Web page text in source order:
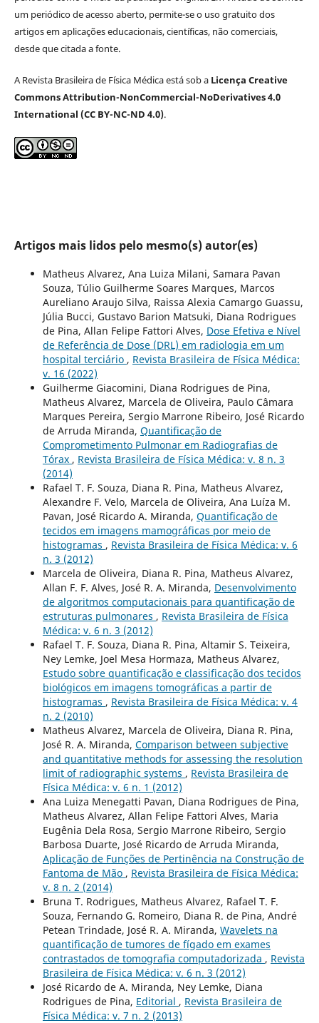
um periódico de acesso aberto, permite-se o uso gratuito dos
artigos em aplicações educacionais, científicas, não comerciais,
desde que citada a fonte.
A Revista Brasileira de Física Médica está sob a Licença Creative
Commons Attribution-NonCommercial-NoDerivatives 4.0
International (CC BY-NC-ND 4.0).
Artigos mais lidos pelo mesmo(s) autor(es)
Matheus Alvarez, Ana Luiza Milani, Samara Pavan
Souza, Túlio Guilherme Soares Marques, Marcos
Aureliano Araujo Silva, Raissa Alexia Camargo Guassu,
Júlia Bucci, Gustavo Barion Matsuki, Diana Rodrigues
de Pina, Allan Felipe Fattori Alves, Dose Efetiva e Nível
de Referência de Dose (DRL) em radiologia em um
hospital terciário , Revista Brasileira de Física Médica:
v. 16 (2022)
Guilherme Giacomini, Diana Rodrigues de Pina,
Matheus Alvarez, Marcela de Oliveira, Paulo Câmara
Marques Pereira, Sergio Marrone Ribeiro, José Ricardo
de Arruda Miranda, Quantificação de
Comprometimento Pulmonar em Radiografias de
Tórax , Revista Brasileira de Física Médica: v. 8 n. 3
(2014)
Rafael T. F. Souza, Diana R. Pina, Matheus Alvarez,
Alexandre F. Velo, Marcela de Oliveira, Ana Luíza M.
Pavan, José Ricardo A. Miranda, Quantificação de
tecidos em imagens mamográficas por meio de
histogramas , Revista Brasileira de Física Médica: v. 6
n. 3 (2012)
Marcela de Oliveira, Diana R. Pina, Matheus Alvarez,
Allan F. F. Alves, José R. A. Miranda, Desenvolvimento
de algoritmos computacionais para quantificação de
estruturas pulmonares , Revista Brasileira de Física
Médica: v. 6 n. 3 (2012)
Rafael T. F. Souza, Diana R. Pina, Altamir S. Teixeira,
Ney Lemke, Joel Mesa Hormaza, Matheus Alvarez,
Estudo sobre quantificação e classificação dos tecidos
biológicos em imagens tomográficas a partir de
histogramas , Revista Brasileira de Física Médica: v. 4
n. 2 (2010)
Matheus Alvarez, Marcela de Oliveira, Diana R. Pina,
José R. A. Miranda, Comparison between subjective
and quantitative methods for assessing the resolution
limit of radiographic systems , Revista Brasileira de
Física Médica: v. 6 n. 1 (2012)
Ana Luiza Menegatti Pavan, Diana Rodrigues de Pina,
Matheus Alvarez, Allan Felipe Fattori Alves, Maria
Eugênia Dela Rosa, Sergio Marrone Ribeiro, Sergio
Barbosa Duarte, José Ricardo de Arruda Miranda,
Aplicação de Funções de Pertinência na Construção de
Fantoma de Mão , Revista Brasileira de Física Médica:
v. 8 n. 2 (2014)
Bruna T. Rodrigues, Matheus Alvarez, Rafael T. F.
Souza, Fernando G. Romeiro, Diana R. de Pina, André
Petean Trindade, José R. A. Miranda, Wavelets na
quantificação de tumores de fígado em exames
contrastados de tomografia computadorizada , Revista
Brasileira de Física Médica: v. 6 n. 3 (2012)
José Ricardo de A. Miranda, Ney Lemke, Diana
Rodrigues de Pina, Editorial , Revista Brasileira de
Física Médica: v. 7 n. 2 (2013)